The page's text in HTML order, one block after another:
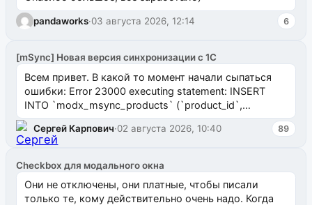
pandaworks·03 августа 2026, 12:14 6
[mSync] Новая версия синхронизации с 1С
Всем привет. В какой то момент начали сыпаться
ошибки: Error 23000 executing statement: INSERT
INTO `modx_msync_products` (`product_id`,
`uuid_1c`) VALUES ...
Сергей Карпович·02 августа 2026, 10:40 89
Checkbox для модального окна
Они не отключены, они платные, чтобы писали
только те, кому действительно очень надо. Когда